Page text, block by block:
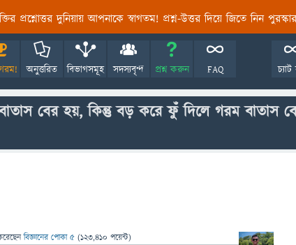
প্রশ্নোত্তর দুনিয়ায় আপনাকে স্বাগতম! প্রশ্ন-উত্তর দিয়ে জিতে নিন
অনুত্তরিত বিভাগসমূহ সদস্যবৃন্দ প্রশ্ন করুন FAQ
বের হয়, কিন্তু বড় করে ফুঁ দিলে গরম বাতাস
বিজ্ঞানের পোকা ৫ (123,410 পয়েন্ট)